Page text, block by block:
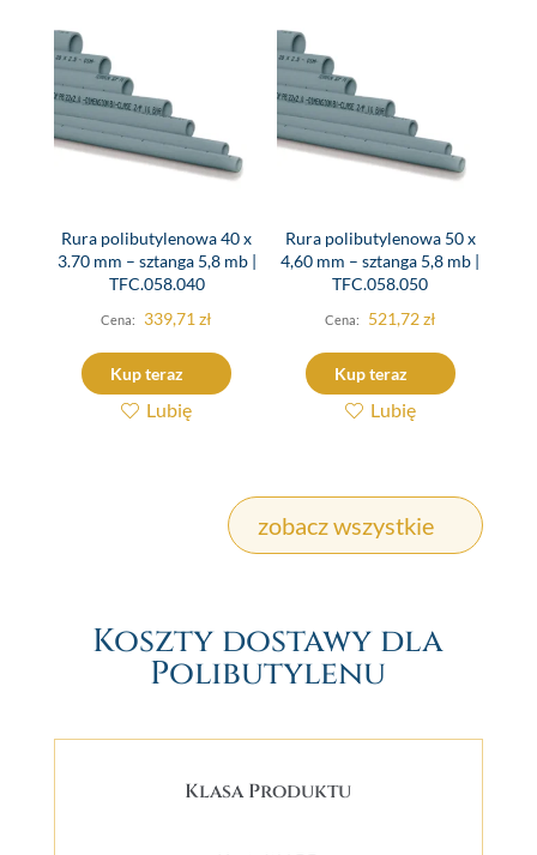
Rura polibutylenowa 40 x
3.70 mm – sztanga 5,8 mb |
TFC.058.040
339,71zł
Kup teraz
Lubię
Rura polibutylenowa 50 x
4,60 mm – sztanga 5,8 mb |
TFC.058.050
521,72zł
Kup teraz
Lubię
zobacz wszystkie
Koszty dostawy dla
Polibutylenu
Klasa Produktu